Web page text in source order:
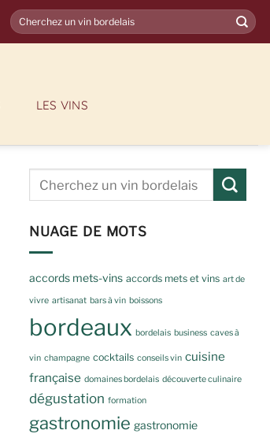
LES VINS
NUAGE DE MOTS
accords mets-vins accords mets et vins art de
vivre artisanat bars à vin boissons
bordeaux bordelais business caves à
vin champagne cocktails conseils vin cuisine
française domaines bordelais découverte culinaire
dégustation formation
gastronomie gastronomie